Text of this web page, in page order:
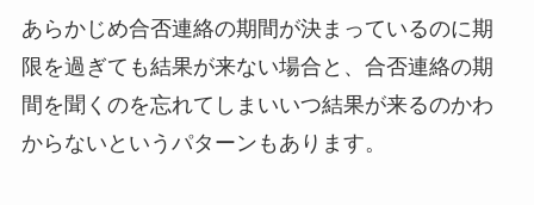
あらかじめ合否連絡の期間が決まっているのに期
限を過ぎても結果が来ない場合と、合否連絡の期
間を聞くのを忘れてしまいいつ結果が来るのかわ
からないというパターンもあります。